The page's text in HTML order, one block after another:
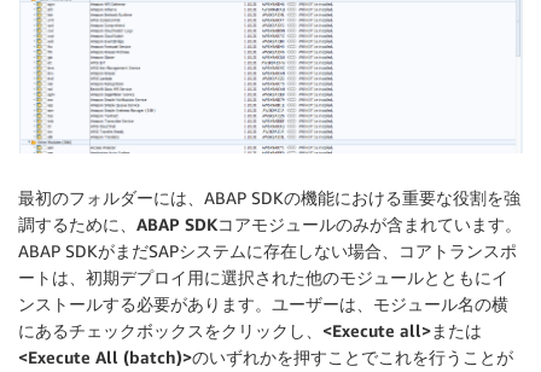
最初のフォルダーには、ABAP SDKの機能における重要な役割を強
調するために、 ABAP SDKコアモジュールのみが含まれています。
ABAP SDKがまだSAPシステムに存在しない場合、コアトランスポ
ートは、初期デプロイ用に選択された他のモジュールとともにイ
ンストールする必要があります。ユーザーは、モジュール名の横
にあるチェックボックスをクリックし、 <Execute all>または
<Execute All (batch)>のいずれかを押すことでこれを行うことが